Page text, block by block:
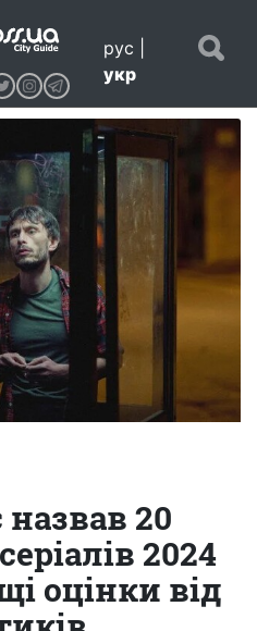
рус
укр
20
2024
оцінки від